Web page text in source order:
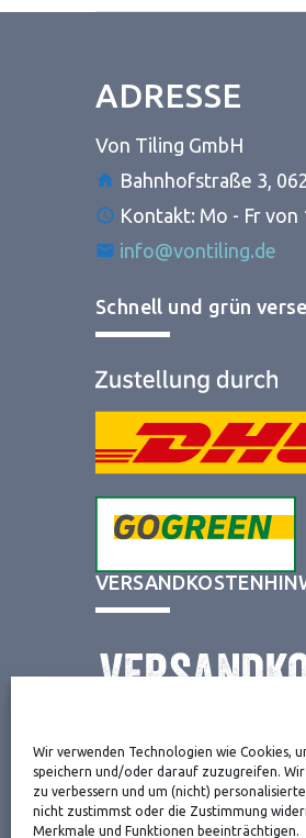
Wir verwenden Technologien wie Cookies,
speichern und/oder darauf zuzugreifen.
zu verbessern und um (nicht)
nicht zustimmst oder die Zustimmung
Merkmale und Funktionen beeinträchtigen.
ADRESSE
Von Tiling GmbH
Bahnhofstraße 3,
Kontakt: Mo - Fr von
info@vontiling.de
Schnell und grün
NEWSLETTER